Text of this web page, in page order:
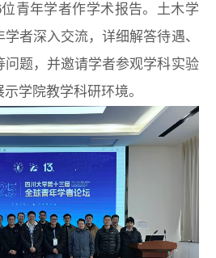
青年学者作学术报告。土木学
者深入交流，详细解答待遇、
问题，并邀请学者参观学科实验
学院教学科研环境。